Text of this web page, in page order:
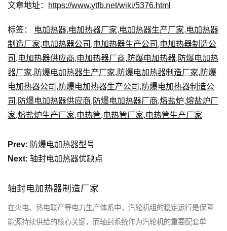
文章地址： https://www.ytfb.net/wiki/5376.html
标签： 电加热器,电加热器厂家,电加热器生产厂家,电加热器
制造厂家,电加热器公司 ,电加热器生产公司 ,电加热器制造公
司 ,电加热器供应商,电加热器厂商, 防爆电加热器, 防爆电加热
器厂家, 防爆电加热器生产厂家, 防爆电加热器制造厂家, 防爆
电加热器公司 , 防爆电加热器生产公司 , 防爆电加热器制造公
司 , 防爆电加热器供应商, 防爆电加热器厂商,熔盐炉,熔盐炉厂
家,熔盐炉生产厂家,电热管,电热管厂家,电热管生产厂家
Prev: 防爆电加热器型号
Next: 轴封电加热器优缺点
轴封电加热器制造厂家
在火电、热电联产等电力生产体系中，汽轮机组的稳定运行是保障
能源持续供给的核心关键，而轴封系统作为汽轮机的重要配套单